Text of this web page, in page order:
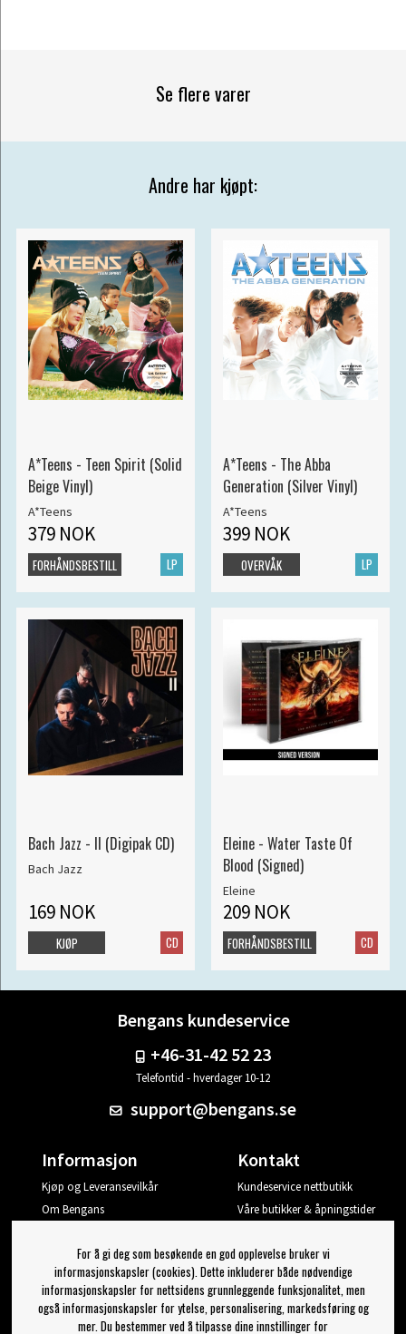
Se flere varer
Andre har kjøpt:
A*Teens - Teen Spirit (Solid
Beige Vinyl)
A*Teens
379 NOK
LP
FORHÅNDSBESTILL
A*Teens - The Abba
Generation (Silver Vinyl)
A*Teens
399 NOK
LP
OVERVÅK
Bach Jazz - II (Digipak CD)
Bach Jazz
169 NOK
CD
KJØP
Eleine - Water Taste Of
Blood (Signed)
Eleine
209 NOK
CD
FORHÅNDSBESTILL
Bengans kundeservice
+46-31-42 52 23
Telefontid - hverdager 10-12
support@bengans.se
Informasjon
Kjøp og Leveransevilkår
Om Bengans
Kontakt
Kundeservice nettbutikk
Våre butikker & åpningstider
Logg ut
Jeg vil ha tips fra Bengans
For å gi deg som besøkende en god opplevelse bruker vi
informasjonskapsler (cookies). Dette inkluderer både nødvendige
informasjonskapsler for nettsidens grunnleggende funksjonalitet, men
også informasjonskapsler for ytelse, personalisering, markedsføring og
mer. Du bestemmer ved å tilpasse dine innstillinger for